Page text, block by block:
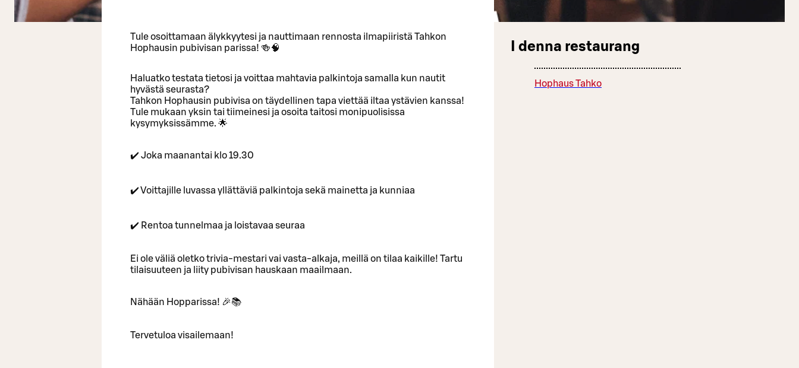
Tule osoittamaan älykkyytesi ja nauttimaan rennosta ilmapiiristä Tahkon
Hophausin pubivisan parissa! 🍻🧠
Haluatko testata tietosi ja voittaa mahtavia palkintoja samalla kun nautit
hyvästä seurasta?
Tahkon Hophausin pubivisa on täydellinen tapa viettää iltaa ystävien kanssa!
Tule mukaan yksin tai tiimeinesi ja osoita taitosi monipuolisissa
kysymyksissämme. 🌟
✔️ Joka maanantai klo 19.30
✔️ Voittajille luvassa yllättäviä palkintoja sekä mainetta ja kunniaa
✔️ Rentoa tunnelmaa ja loistavaa seuraa
Ei ole väliä oletko trivia-mestari vai vasta-alkaja, meillä on tilaa kaikille! Tartu
tilaisuuteen ja liity pubivisan hauskaan maailmaan.
Nähään Hopparissa! 🎉📚
Tervetuloa visailemaan!
I denna restaurang
Hophaus Tahko